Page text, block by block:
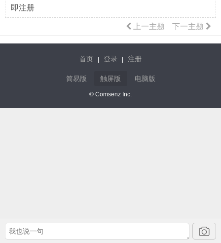
即注册
下一主题
上一主题
首页 登录 注册
简易版 触屏版 电脑版
© Comsenz Inc.